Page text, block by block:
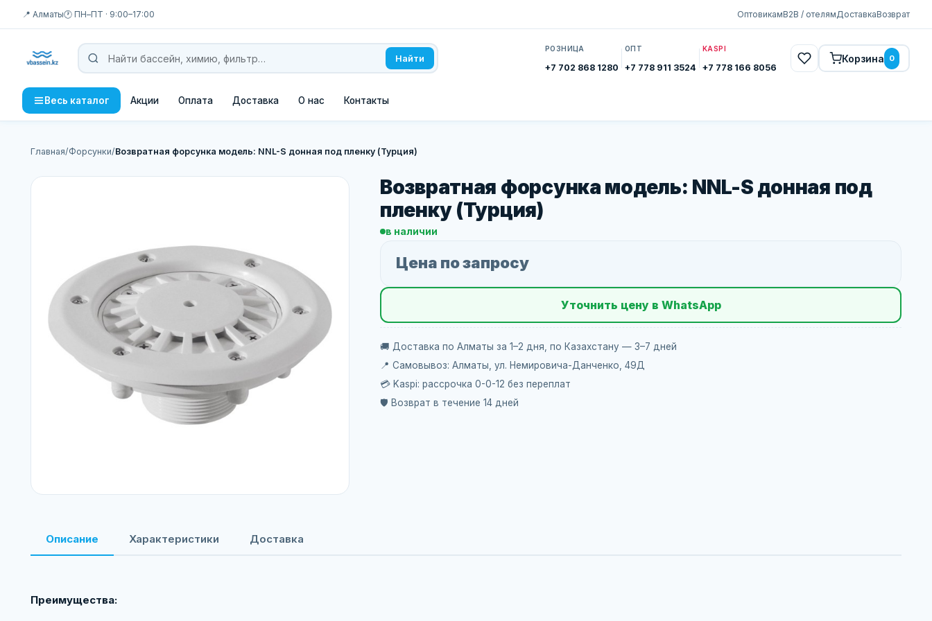
📍 Алматы🕐 ПН–ПТ · 9:00–17:00 ОптовикамB2B / отелямДоставкаВозврат
Найти
РОЗНИЦА
+7 702 868 1280
ОПТ
+7 778 911 3524
KASPI
+7 778 166 8056
Корзина 0
Весь каталог Акции Оплата Доставка О нас Контакты
Главная/Форсунки/Возвратная форсунка модель: NNL-S донная под пленку (Турция)
Возвратная форсунка модель: NNL-S донная под
пленку (Турция)
в наличии
Цена по запросу
Уточнить цену в WhatsApp
🚚 Доставка по Алматы за 1–2 дня, по Казахстану — 3–7 дней
📍 Самовывоз: Алматы, ул. Немировича-Данченко, 49Д
💳 Kaspi: рассрочка 0-0-12 без переплат
🛡️ Возврат в течение 14 дней
Описание Характеристики Доставка
Преимущества: